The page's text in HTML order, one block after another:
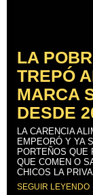
LA
TREPÓ
MARCA
DESDE
LA CARENCIA
EMPEORÓ Y YA
PORTEÑOS QUE
QUE COMEN O
CHICOS LA
SEGUIR LEYENDO